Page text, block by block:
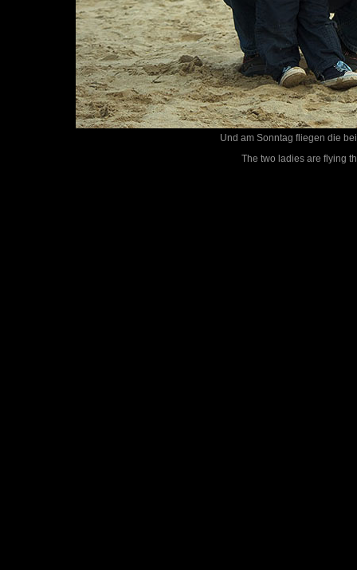
Und am Sonntag fliegen die
The two ladies are flying